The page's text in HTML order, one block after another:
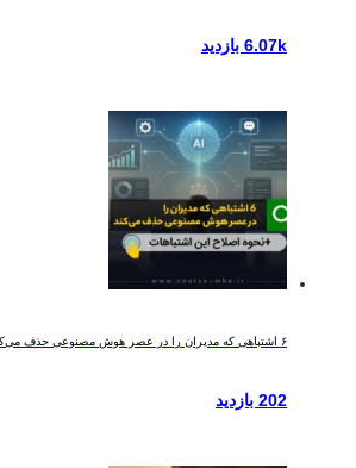
6.07k بازدید
۶ اشتباهی که مدیران را در عصر هوش مصنوعی حذف می‌کند
202 بازدید